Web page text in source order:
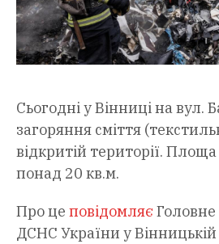
Сьогодні у Вінниці на вул.
загоряння сміття
відкритій території.
понад 20 кв.м.
Про це повідомляє
ДСНС України у Вінницькій